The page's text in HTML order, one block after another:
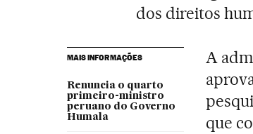
dos direitos
MAIS INFORMAÇÕES
Renuncia o quarto
primeiro-ministro
peruano do Governo
Humala
A
que